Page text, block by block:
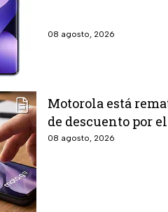
08 agosto, 2026
Motorola está
de descuento por
08 agosto, 2026